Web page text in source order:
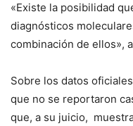
«Existe la posibilidad
diagnósticos
combinación de ellos»,
Sobre los datos
que no se reportaron
que, a su juicio,